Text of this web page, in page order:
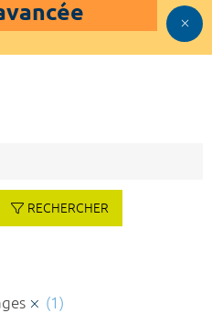
RECHERCHER
(1)